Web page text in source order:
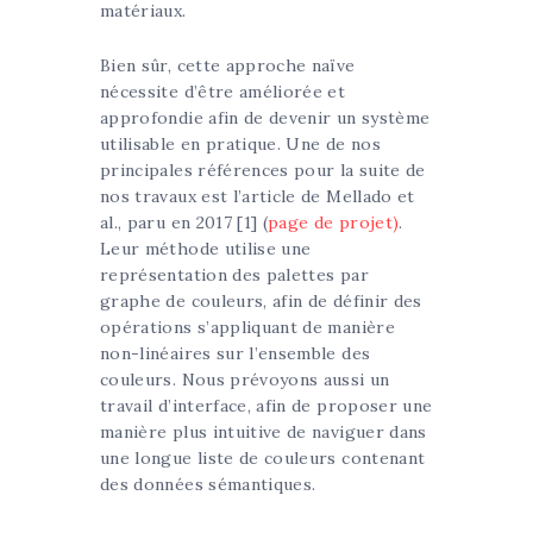
matériaux.
Bien sûr, cette approche naïve
nécessite d’être améliorée et
approfondie afin de devenir un système
utilisable en pratique. Une de nos
principales références pour la suite de
nos travaux est l’article de Mellado et
al., paru en 2017 [1] (page de projet).
Leur méthode utilise une
représentation des palettes par
graphe de couleurs, afin de définir des
opérations s’appliquant de manière
non-linéaires sur l’ensemble des
couleurs. Nous prévoyons aussi un
travail d’interface, afin de proposer une
manière plus intuitive de naviguer dans
une longue liste de couleurs contenant
des données sémantiques.